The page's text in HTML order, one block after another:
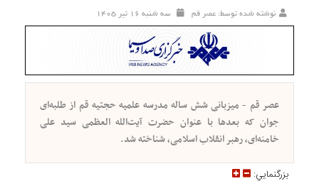
نوشته شده توسط: عصر قم سه شنبه ۱۶ تير ۱۴۰۵
عصر قم - میزبانی شش ساله مدرسه علمیه حجتیه قم از طلبه‌ای
جوان که بعد‌ها با عنوان حضرت آیت‌الله العظمی سید علی
خامنه‌ای، رهبر انقلاب اسلامی، شناخته شد.
بزرگنمايي: